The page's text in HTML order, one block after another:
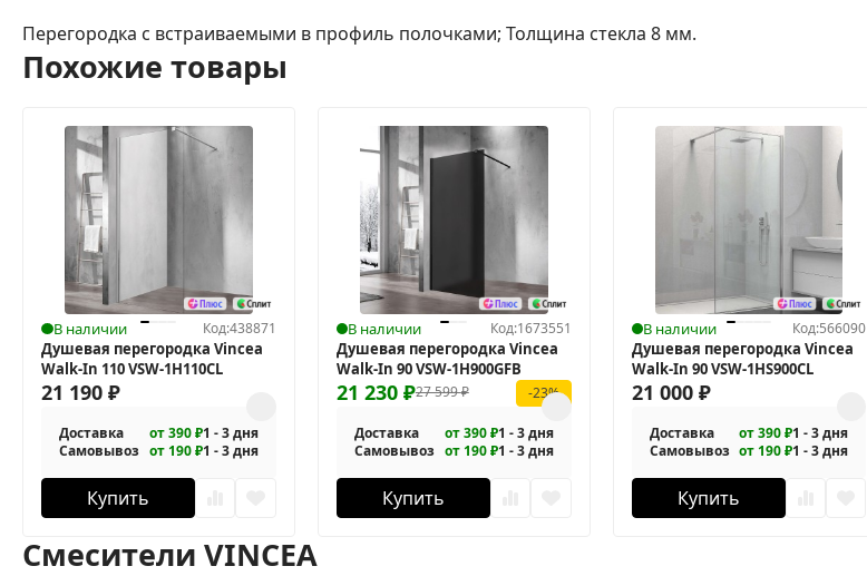
Перегородка с встраиваемыми в профиль полочками; Толщина стекла 8 мм.
Похожие товары
В наличии Код:438871
Душевая перегородка Vincea
Walk-In 110 VSW-1H110CL
21 190 ₽
Доставка от 390 ₽1 - 3 дня
Самовывоз от 190 ₽1 - 3 дня
Купить
В наличии Код:1673551
Душевая перегородка Vincea
Walk-In 90 VSW-1H900GFB
27 599₽
21 230 ₽ -23%
Доставка от 390 ₽1 - 3 дня
Самовывоз от 190 ₽1 - 3 дня
Купить
В наличии Код:566090
Душевая перегородка Vincea
Walk-In 90 VSW-1HS900CL
21 000 ₽
Доставка от 390 ₽1 - 3 дня
Самовывоз от 190 ₽1 - 3 дня
Купить
Смесители VINCEA